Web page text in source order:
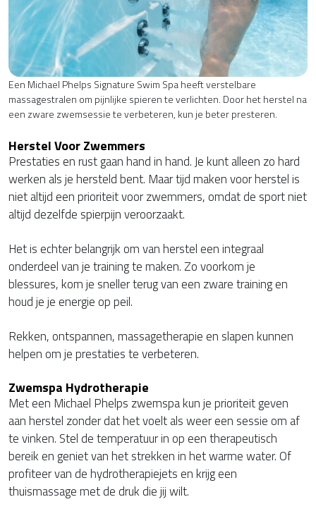
Een Michael Phelps Signature Swim Spa heeft verstelbare
massagestralen om pijnlijke spieren te verlichten. Door het herstel na
een zware zwemsessie te verbeteren, kun je beter presteren.
Herstel Voor Zwemmers
Prestaties en rust gaan hand in hand. Je kunt alleen zo hard
werken als je hersteld bent. Maar tijd maken voor herstel is
niet altijd een prioriteit voor zwemmers, omdat de sport niet
altijd dezelfde spierpijn veroorzaakt.
Het is echter belangrijk om van herstel een integraal
onderdeel van je training te maken. Zo voorkom je
blessures, kom je sneller terug van een zware training en
houd je je energie op peil.
Rekken, ontspannen, massagetherapie en slapen kunnen
helpen om je prestaties te verbeteren.
Zwemspa Hydrotherapie
Met een Michael Phelps zwemspa kun je prioriteit geven
aan herstel zonder dat het voelt als weer een sessie om af
te vinken. Stel de temperatuur in op een therapeutisch
bereik en geniet van het strekken in het warme water. Of
profiteer van de hydrotherapiejets en krijg een
thuismassage met de druk die jij wilt.